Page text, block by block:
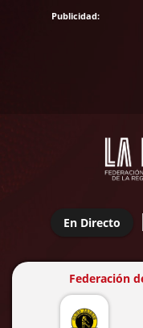
En Directo |
Federación